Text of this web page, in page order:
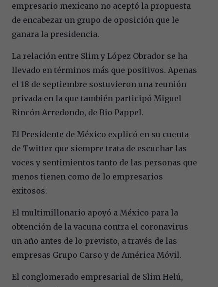
empresario mexicano no aceptó la propuesta
de encabezar un grupo de oposición que le
ganara la presidencia.
La relación entre Slim y López Obrador se ha
llevado en términos más que positivos. Apenas
el 18 de septiembre sostuvieron una reunión
privada en la que también participó Miguel
Rincón Arredondo, de Bio Pappel.
El Presidente de México explicó en su cuenta
de Twitter que siempre trata de escuchar las
voces y sentimientos tanto de las personas que
menos tienen como de lo empresarios
exitosos.
El multimillonario apoyó a México para la
obtención de la vacuna contra el coronavirus
un año antes de lo previsto, a través de las
empresas Grupo Carso y de América Móvil.
El conglomerado empresarial de Slim Helú,